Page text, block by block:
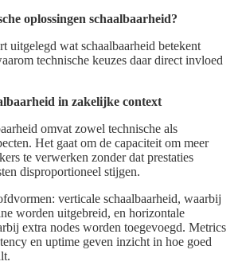
oplossingen schaalbaarheid?
uitgelegd wat schaalbaarheid betekent
technische keuzes daar direct invloed
in zakelijke context
omvat zowel technische als
Het gaat om de capaciteit om meer
te verwerken zonder dat prestaties
disproportioneel stijgen.
verticale schaalbaarheid, waarbij
worden uitgebreid, en horizontale
extra nodes worden toegevoegd. Metrics
en uptime geven inzicht in hoe goed